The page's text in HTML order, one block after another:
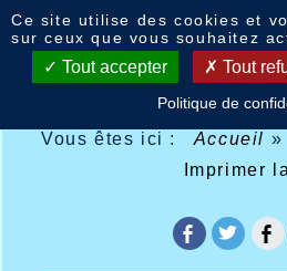
Vous êtes ici : Accueil »
Imprimer
Ce site utilise des cookies et
sur ceux que vous souhaitez
Tout accepter Tout
Politique de